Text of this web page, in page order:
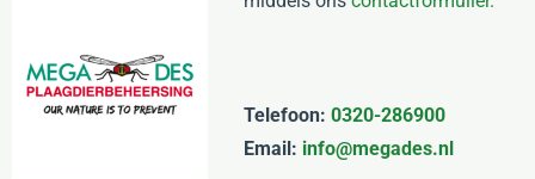
Telefoon: 0320-286900
Email: info@megades.nl